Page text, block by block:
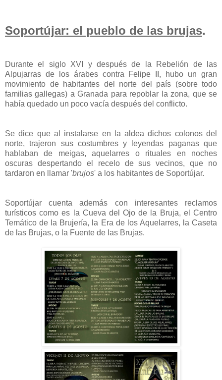
Soportújar: el pueblo de las brujas.
Durante el siglo XVI y después de la Rebelión de las
Alpujarras de los árabes contra Felipe II, hubo un gran
movimiento de habitantes del norte del país (sobre todo
familias gallegas) a Granada para repoblar la zona, que se
había quedado un poco vacía después del conflicto.
Se dice que al instalarse en la aldea dichos colonos del
norte, trajeron sus costumbres y leyendas paganas que
hablaban de meigas, aquelarres o rituales en noches
oscuras despertando el recelo de sus vecinos, que no
tardaron en llamar 'brujos' a los habitantes de Soportújar.
Soportújar cuenta además con interesantes reclamos
turísticos como es la Cueva del Ojo de la Bruja, el Centro
Temático de la Brujería, la Era de los Aquelarres, la Caseta
de las Brujas, o la Fuente de las Brujas.